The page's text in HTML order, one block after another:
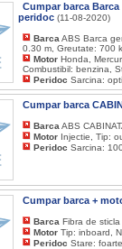
Cumpar barca
peridoc (11-08-2020)
Barca ABS Barca
0.30 m, Greutate: 700
Motor Honda,
Combustibil: benzina,
Peridoc Sarcina:
Cumpar barca
Barca ABS
Motor Injectie, Tip:
Peridoc Sarcina:
Cumpar barca +
Barca Fibra de
Motor Tip: inboard,
Peridoc Stare: